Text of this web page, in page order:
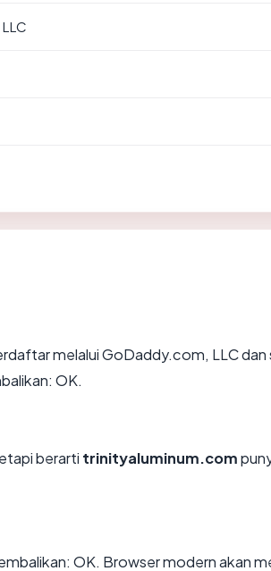
melalui GoDaddy.com, LLC dan
OK.
berarti trinityaluminum.com
OK. Browser modern akan